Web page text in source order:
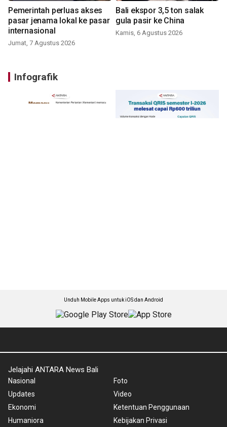
Pemerintah perluas akses
pasar jenama lokal ke pasar
internasional
Jumat, 7 Agustus 2026
Bali ekspor 3,5 ton salak
gula pasir ke China
Kamis, 6 Agustus 2026
Infografik
Unduh Mobile Apps untuk iOS dan Android
Jelajahi ANTARA News Bali
Nasional
Updates
Ekonomi
Humaniora
Foto
Video
Ketentuan Penggunaan
Kebijakan Privasi